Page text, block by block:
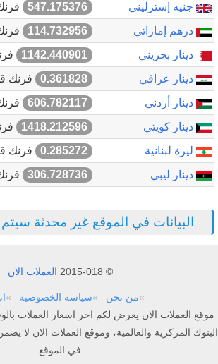
جنيه إسترليني
547.175376
درهم إماراتي
114.732956
دينار بحريني
1142.440901
دينار عراقي
0.361828
فرنك
دينار أردني
606.782117
دينار كويتي
1418.212596
ليرة لبنانية
0.285272
فرنك
دينار ليبي
306.728736
البيانات في الموقع غير محدثة سيتم
© 2015-018 العملات الان
من نحن سياسة الخصوصية
موقع العملات الان يعرض لكم اخر اسعار العملات
البنوك المركزية والعالمية، وموقع العملات الان لا
في الموقع